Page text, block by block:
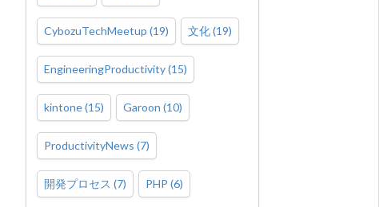
CybozuTechMeetup (19) 文化(19)
EngineeringProductivity(15)
kintone(15) Garoon (10)
ProductivityNews (7)
開発プロセス (7) PHP (6)